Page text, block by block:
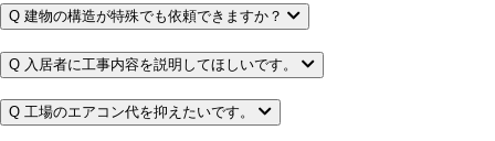
Q 建物の構造が特殊でも依頼できますか？
Q 入居者に工事内容を説明してほしいです。
Q 工場のエアコン代を抑えたいです。